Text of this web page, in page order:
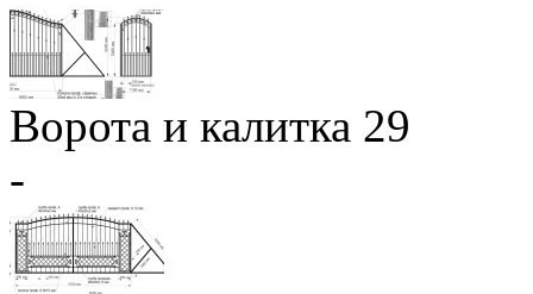
Ворота и калитка 29
-